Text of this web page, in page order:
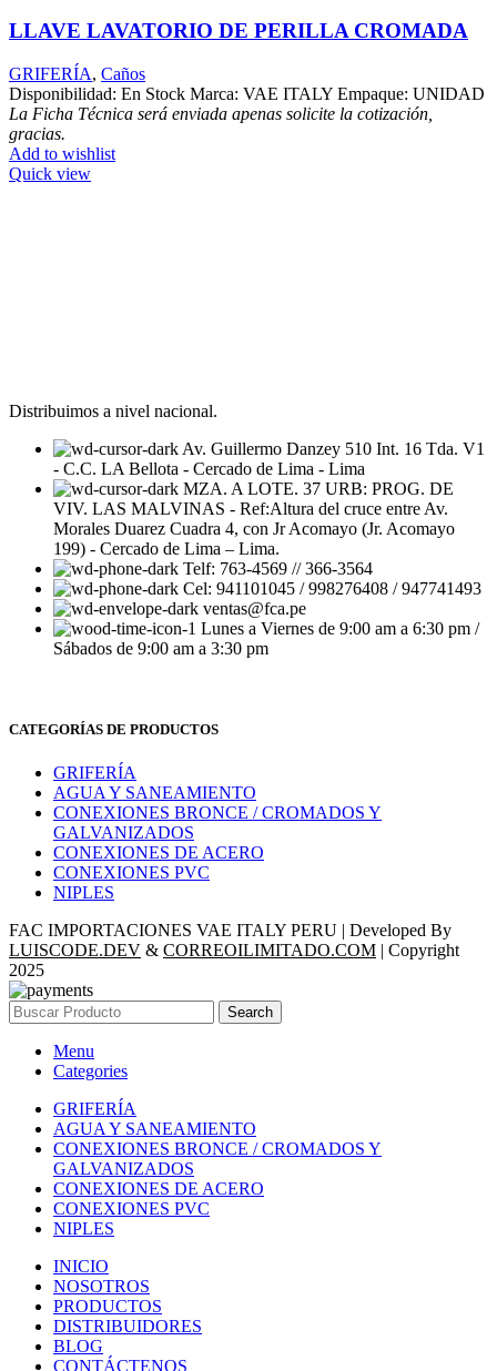
LLAVE LAVATORIO DE PERILLA CROMADA
GRIFERÍA, Caños
Disponibilidad: En Stock Marca: VAE ITALY Empaque: UNIDAD
La Ficha Técnica será enviada apenas solicite la cotización,
gracias.
Add to wishlist
Quick view
Distribuimos a nivel nacional.
Av. Guillermo Danzey 510 Int. 16 Tda. V1
- C.C. LA Bellota - Cercado de Lima - Lima
MZA. A LOTE. 37 URB: PROG. DE
VIV. LAS MALVINAS - Ref:Altura del cruce entre Av.
Morales Duarez Cuadra 4, con Jr Acomayo (Jr. Acomayo
199) - Cercado de Lima – Lima.
Telf: 763-4569 // 366-3564
Cel: 941101045 / 998276408 / 947741493
ventas@fca.pe
Lunes a Viernes de 9:00 am a 6:30 pm /
Sábados de 9:00 am a 3:30 pm
CATEGORÍAS DE PRODUCTOS
GRIFERÍA
AGUA Y SANEAMIENTO
CONEXIONES BRONCE / CROMADOS Y
GALVANIZADOS
CONEXIONES DE ACERO
CONEXIONES PVC
NIPLES
FAC IMPORTACIONES VAE ITALY PERU | Developed By
LUISCODE.DEV & CORREOILIMITADO.COM | Copyright
2025
Search
Menu
Categories
GRIFERÍA
AGUA Y SANEAMIENTO
CONEXIONES BRONCE / CROMADOS Y
GALVANIZADOS
CONEXIONES DE ACERO
CONEXIONES PVC
NIPLES
INICIO
NOSOTROS
PRODUCTOS
DISTRIBUIDORES
BLOG
CONTÁCTENOS